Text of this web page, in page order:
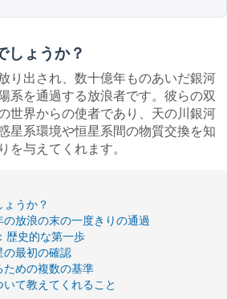
しょうか？
り出され、数十億年ものあいだ銀河
系を通過する放浪者です。彼らの双
世界からの使者であり、天の川銀河
星系環境や恒星系間の物質交換を知
を与えてくれます。
うか？
放浪の末の一度きりの通過
歴史的な第一歩
の最初の確認
ための複数の基準
て教えてくれること